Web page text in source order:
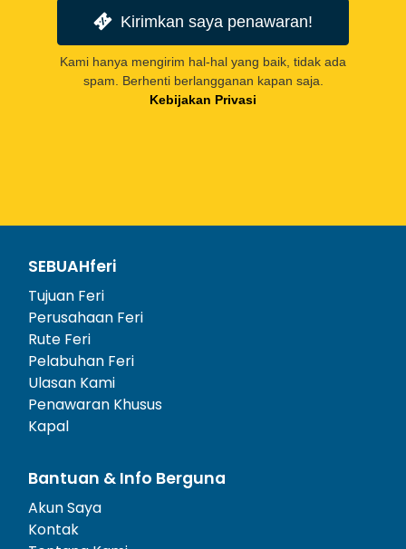
Kirimkan saya penawaran!
Kami hanya mengirim hal-hal yang baik, tidak ada
spam. Berhenti berlangganan kapan saja.
Kebijakan Privasi
SEBUAHferi
Tujuan Feri
Perusahaan Feri
Rute Feri
Pelabuhan Feri
Ulasan Kami
Penawaran Khusus
Kapal
Bantuan & Info Berguna
Akun Saya
Kontak